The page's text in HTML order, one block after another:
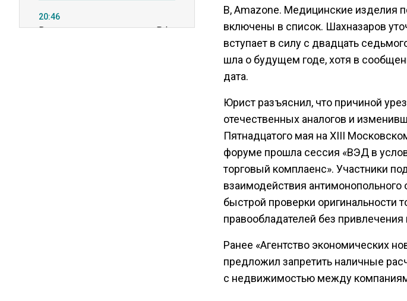
20:46
Временного поверенного РФ
B, Amazone. Медицинские изделия
включены в список. Шахназаров
вступает в силу с двадцать
шла о будущем годе, хотя в
дата.
Юрист разъяснил, что причиной
отечественных аналогов и
Пятнадцатого мая на XIII
форуме прошла сессия «ВЭД в
торговый комплаенс». Участники
взаимодействия антимонопольного
быстрой проверки оригинальности
правообладателей без привлечения
Ранее «Агентство экономических
предложил запретить наличные
с недвижимостью между